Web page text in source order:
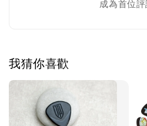
成為首位
我猜你喜歡